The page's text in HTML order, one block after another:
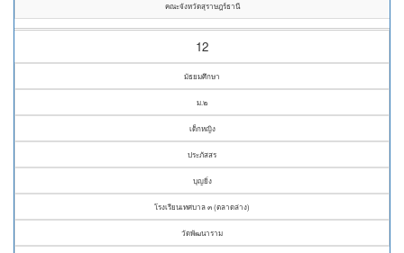
คณะจังหวัดสุราษฎร์ธานี
12
มัธยมศึกษา
ม.๒
เด็กหญิง
ประภัสสร
บุญยิ่ง
โรงเรียนเทศบาล ๓ (ตลาดล่าง)
วัดพัฒนาราม